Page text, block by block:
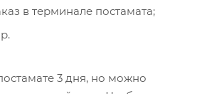
в терминале постамата;
3 дня, но можно